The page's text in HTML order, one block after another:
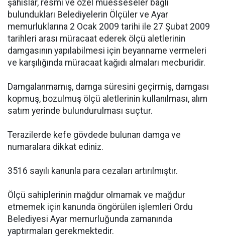
şahıslar, resmi ve özel müesseseler bağlı
bulundukları Belediyelerin Ölçüler ve Ayar
memurluklarına 2 Ocak 2009 tarihi ile 27 Şubat 2009
tarihleri arası müracaat ederek ölçü aletlerinin
damgasının yapılabilmesi için beyanname vermeleri
ve karşılığında müracaat kağıdı almaları mecburidir.
Damgalanmamış, damga süresini geçirmiş, damgası
kopmuş, bozulmuş ölçü aletlerinin kullanılması, alım
satım yerinde bulundurulması suçtur.
Terazilerde kefe gövdede bulunan damga ve
numaralara dikkat ediniz.
3516 sayılı kanunla para cezaları artırılmıştır.
Ölçü sahiplerinin mağdur olmamak ve mağdur
etmemek için kanunda öngörülen işlemleri Ordu
Belediyesi Ayar memurluğunda zamanında
yaptırmaları gerekmektedir.